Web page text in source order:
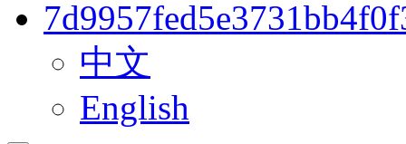
中文
English